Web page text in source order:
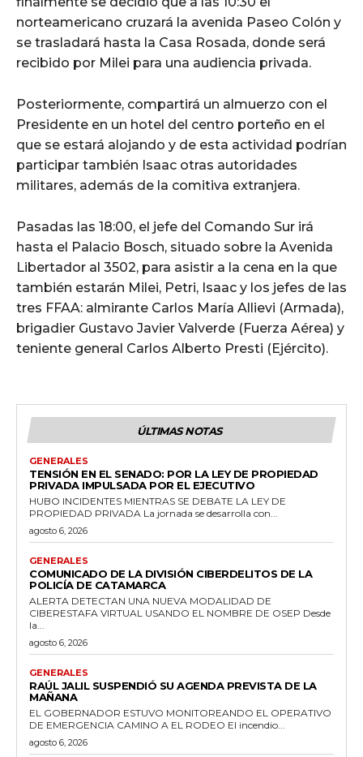
norteamericano cruzará la avenida Paseo Colón y
se trasladará hasta la Casa Rosada, donde será
recibido por Milei para una audiencia privada.
Posteriormente, compartirá un almuerzo con el
Presidente en un hotel del centro porteño en el
que se estará alojando y de esta actividad podrían
participar también Isaac otras autoridades
militares, además de la comitiva extranjera.
Pasadas las 18:00, el jefe del Comando Sur irá
hasta el Palacio Bosch, situado sobre la Avenida
Libertador al 3502, para asistir a la cena en la que
también estarán Milei, Petri, Isaac y los jefes de las
tres FFAA: almirante Carlos María Allievi (Armada),
brigadier Gustavo Javier Valverde (Fuerza Aérea) y
teniente general Carlos Alberto Presti (Ejército).
ÚLTIMAS NOTAS
GENERALES
TENSIÓN EN EL SENADO: POR LA LEY DE PROPIEDAD
PRIVADA IMPULSADA POR EL EJECUTIVO
HUBO INCIDENTES MIENTRAS SE DEBATE LA LEY DE
PROPIEDAD PRIVADA La jornada se desarrolla con...
agosto 6, 2026
GENERALES
COMUNICADO DE LA DIVISIÓN CIBERDELITOS DE LA
POLICÍA DE CATAMARCA
ALERTA DETECTAN UNA NUEVA MODALIDAD DE
CIBERESTAFA VIRTUAL USANDO EL NOMBRE DE OSEP Desde
la...
agosto 6, 2026
GENERALES
RAÚL JALIL SUSPENDIÓ SU AGENDA PREVISTA DE LA
MAÑANA
EL GOBERNADOR ESTUVO MONITOREANDO EL OPERATIVO
DE EMERGENCIA CAMINO A EL RODEO El incendio...
agosto 6, 2026